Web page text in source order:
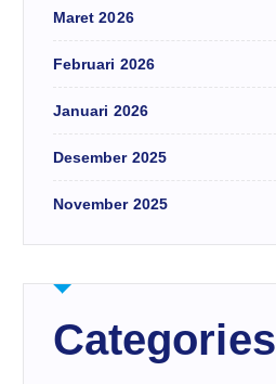
Maret 2026
Februari 2026
Januari 2026
Desember 2025
November 2025
Categories